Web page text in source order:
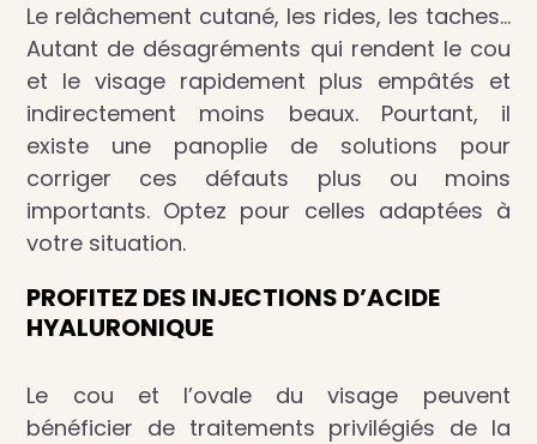
Le relâchement cutané, les rides, les taches…
Autant de désagréments qui rendent le cou
et le visage rapidement plus empâtés et
indirectement moins beaux. Pourtant, il
existe une panoplie de solutions pour
corriger ces défauts plus ou moins
importants. Optez pour celles adaptées à
votre situation.
PROFITEZ DES INJECTIONS D’ACIDE
HYALURONIQUE
Le cou et l’ovale du visage peuvent
bénéficier de traitements privilégiés de la